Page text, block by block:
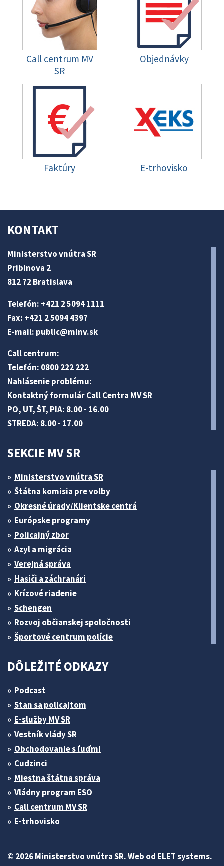
Call centrum MV
SR
Objednávky
Faktúry E-trhovisko
KONTAKT
Ministerstvo vnútra SR
Pribinova 2
812 72 Bratislava
Telefón: +421 2 5094 1111
Fax: +421 2 5094 4397
E-mail: public@minv.sk
Call centrum:
Telefón: 0800 222 222
Nahlásenie problému:
Kontaktný formulár Call Centra MV SR
PO, UT, ŠT, PIA: 8.00 - 16.00
STREDA: 8.00 - 17.00
SEKCIE MV SR
Ministerstvo vnútra SR
Štátna komisia pre volby
Okresné úrady/Klientske centrá
Európske programy
Policajný zbor
Azyl a migrácia
Verejná správa
Hasiči a záchranári
Krízové riadenie
Schengen
Rozvoj občianskej spoločnosti
Športové centrum polície
DÔLEŽITÉ ODKAZY
Podcast
Stan sa policajtom
E-služby MV SR
Vestník vlády SR
Obchodovanie s ľuďmi
Cudzinci
Miestna štátna správa
Vládny program ESO
Call centrum MV SR
E-trhovisko
© 2026 Ministerstvo vnútra SR. Web od ELET systems.